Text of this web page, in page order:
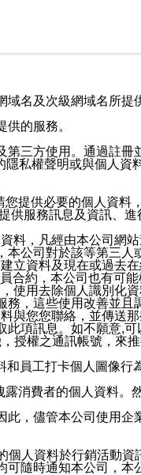
名及次級網域名所
的服務。
三方使用。通過註
私權聲明或與個人資
提供必要的個人資料
服務訊息及資訊、
料，凡經由本公司網
公司對於該等第三人
立資料及現在或過去
約，本公司也有可
使用去除個人識別化
，這些使用改善並且
與您您聯絡，並傳送
項訊息。如不願意,
授權之通訊帳號，來
員工打卡個人圖像行
消費者的個人資料
，儘管本公司使用
人資料於行銷活動資
隨時通知本公司，